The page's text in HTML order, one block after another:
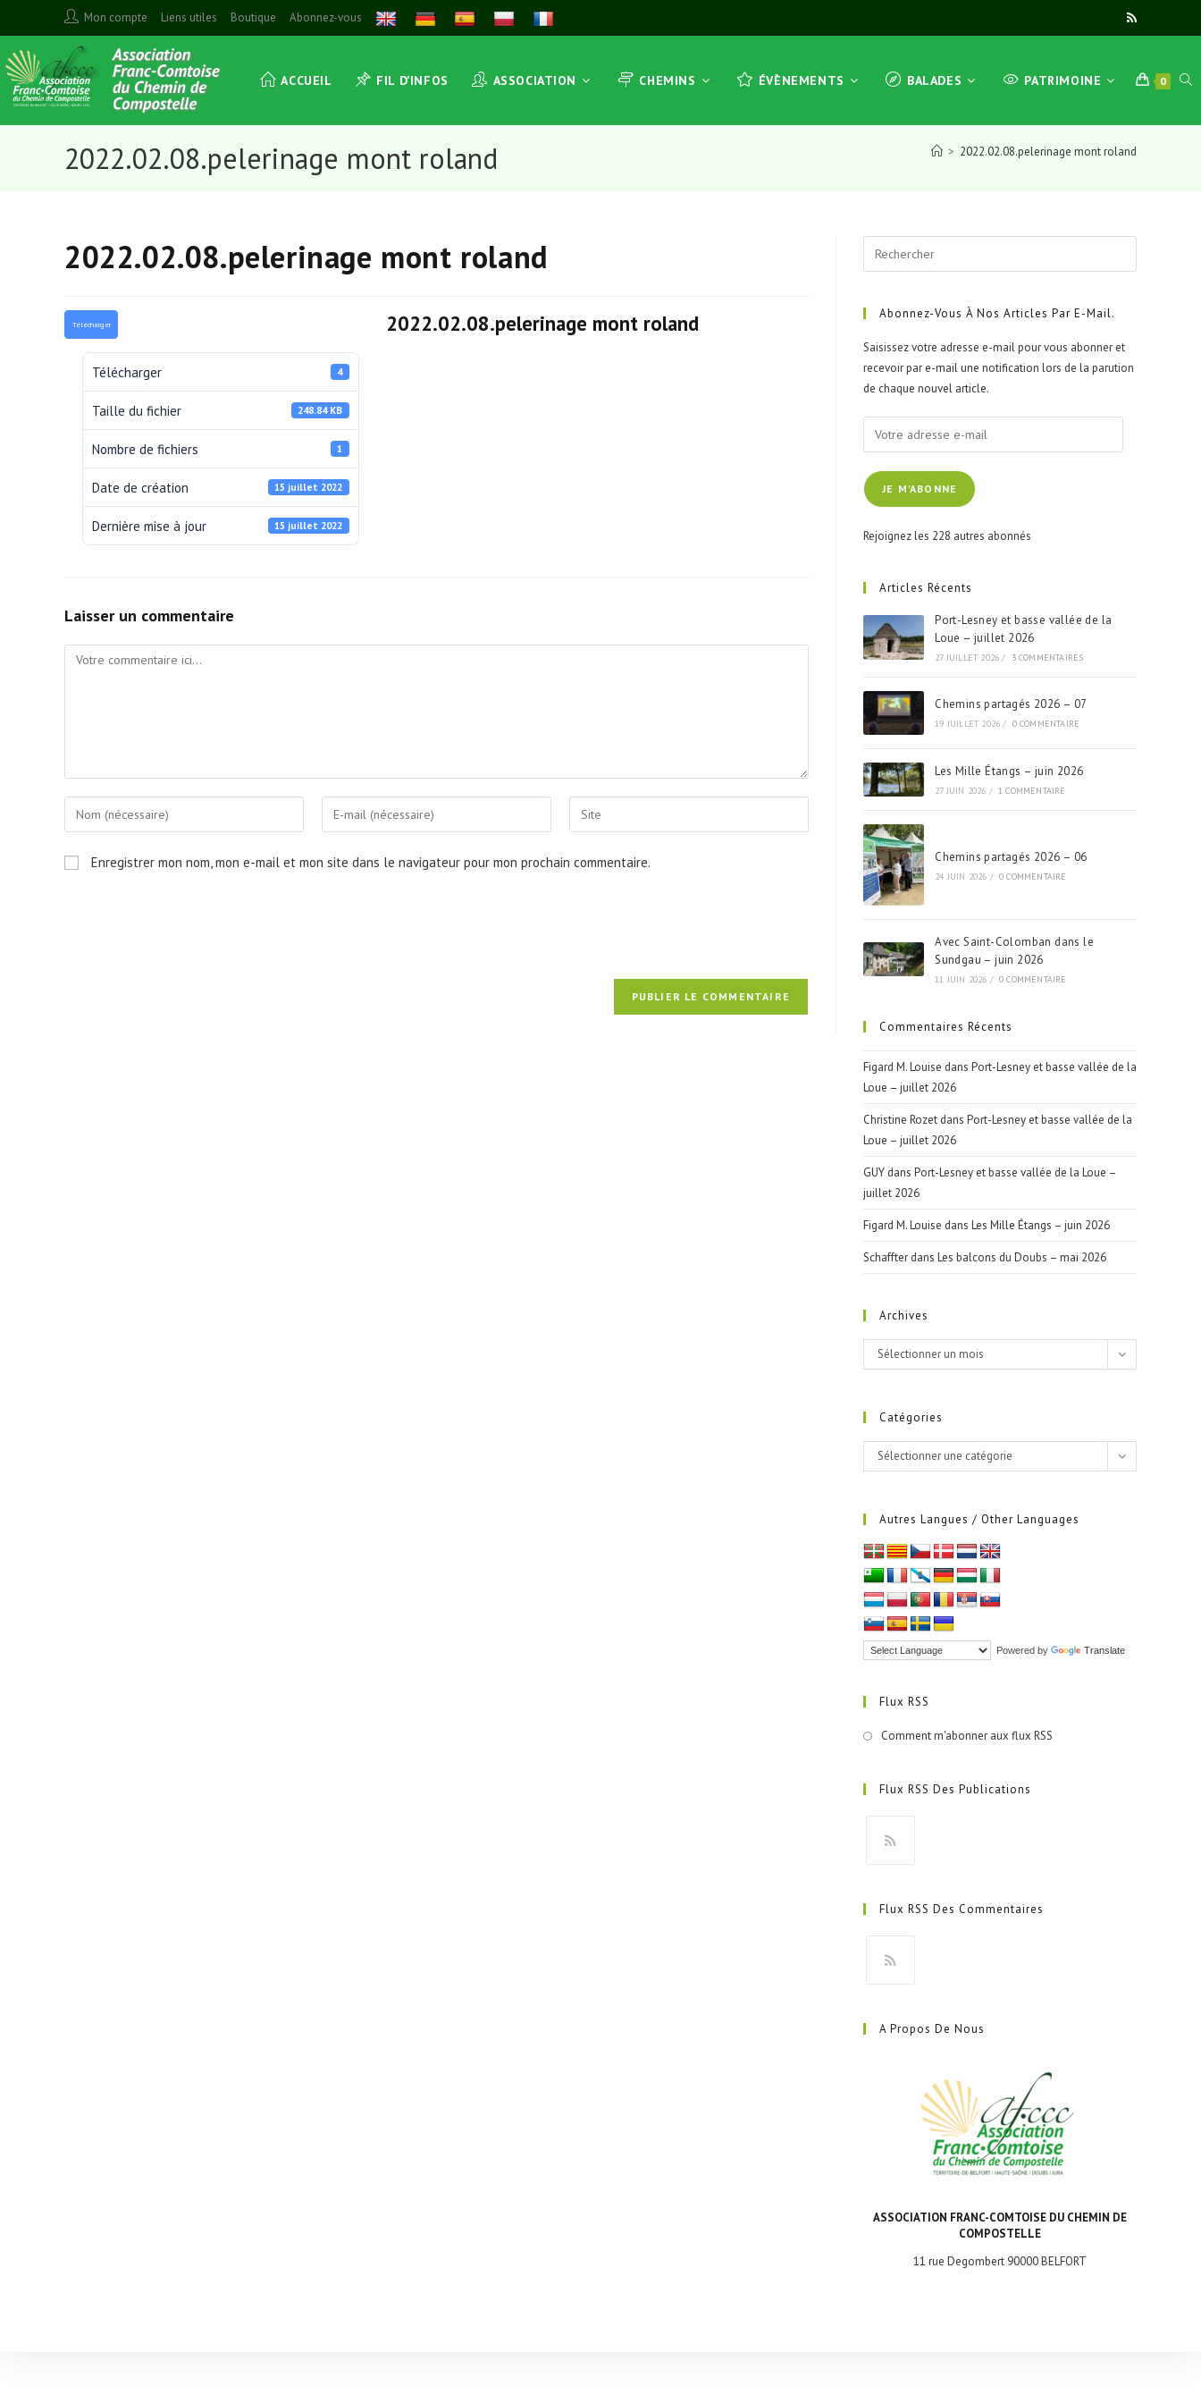
to
content
Mon compte Liens utiles Boutique Abonnez-vous
ACCUEIL FIL D’INFOS ASSOCIATION CHEMINS ÉVÈNEMENTS BALADES PATRIMOINE 0
2022.02.08.pelerinage mont roland > 2022.02.08.pelerinage mont roland
2022.02.08.pelerinage mont roland
Télécharger
Télécharger 4
Taille du fichier 248.84 KB
Nombre de fichiers 1
Date de création 15 juillet 2022
Dernière mise à jour 15 juillet 2022
2022.02.08.pelerinage mont roland
Laisser un commentaire
Comment
Enter
your
or
Enter
your
Saisir
l’URL
Enregistrer mon nom, mon e-mail et mon site dans le navigateur pour mon prochain commentaire.
Escape
Abonnez-Vous À Nos Articles Par E-Mail.
Saisissez votre adresse e-mail pour vous abonner et
recevoir par e-mail une notification lors de la parution
de chaque nouvel article.
Votre
adresse
e-
mailJE M'ABONNE
Rejoignez les 228 autres abonnés
Articles Récents
Port-Lesney et basse vallée de la
Loue – juillet 2026
27 JUILLET 2026 / 3 COMMENTAIRES
Chemins partagés 2026 – 07
19 JUILLET 2026 / 0 COMMENTAIRE
Les Mille Étangs – juin 2026
27 JUIN 2026 / 1 COMMENTAIRE
Chemins partagés 2026 – 06
24 JUIN 2026 / 0 COMMENTAIRE
Avec Saint-Colomban dans le
Sundgau – juin 2026
11 JUIN 2026 / 0 COMMENTAIRE
Commentaires Récents
Figard M. Louise dans Port-Lesney et basse vallée de la
Loue – juillet 2026
Christine Rozet dans Port-Lesney et basse vallée de la
Loue – juillet 2026
GUY dans Port-Lesney et basse vallée de la Loue –
juillet 2026
Figard M. Louise dans Les Mille Étangs – juin 2026
Schaffter dans Les balcons du Doubs – mai 2026
Archives
Archives
Sélectionner un mois
Catégories
Catégories
Sélectionner une catégorie
Autres Langues / Other Languages
Powered by Translate
Flux RSS
Comment m'abonner aux flux RSS
Flux RSS Des Publications
un
onglet
Flux RSS Des Commentaires
un
A Propos De Nous
ASSOCIATION FRANC-COMTOISE DU CHEMIN DE
COMPOSTELLE
11 rue Degombert 90000 BELFORT